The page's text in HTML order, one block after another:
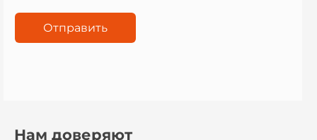
Нам доверяют